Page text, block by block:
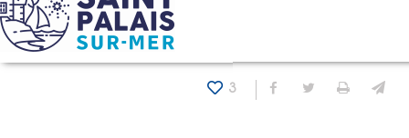
Panneau de gestion des cookies
Accueil Mes démarches
3 Partager sur
Partager